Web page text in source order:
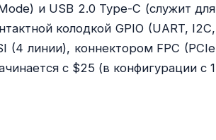
и USB 2.0 Type-C (служит для
колодкой GPIO (UART, I2C,
(4 линии), коннектором FPC (PCIe
с $25 (в конфигурации с 1